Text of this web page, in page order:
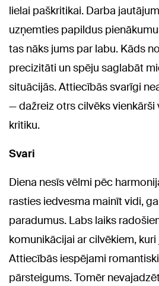
lielai paškritikai. Darba
uzņemties papildus
tas nāks jums par labu. Kāds
precizitāti un spēju saglabāt
situācijās. Attiecībās svarīgi
— dažreiz otrs cilvēks vienkārši
kritiku.
Svari
Diena nesīs vēlmi pēc
rasties iedvesma mainīt vidi,
paradumus. Labs laiks
komunikācijai ar cilvēkiem,
Attiecībās iespējami
pārsteigums. Tomēr